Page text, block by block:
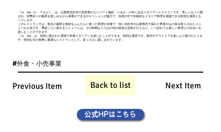
「Le・Alpi（レ・アルピ）」は、山梨県北杜市の自然豊かなリゾート施設「べるが」の中にあるイタリアンレストランです。美しい山々に囲
まれ、四季折々の風景を楽しみながら食事ができるロケーションが魅力で、自然の中で本格的なイタリア料理を堪能できる特別な場所とな
っています。
このレストランでは、地元の新鮮な食材をふんだんに使った料理が自慢で、特に北杜市や山梨県内で採れた野菜や山の幸を取り入れたメニ
ューが人気です。季節ごとに変わるメニューには、その時期ならではの旬の味覚が反映されており、いつ訪れても新しい料理との出会いを
楽しむことができます。
「Le・Alpi」は、自然に囲まれた環境で本格イタリアンを楽しむことができる、特別な場所です。観光やアウトドアを楽しんだ後のひととき
や、特別な日の食事に最適なレストランとして、多くの人に親しまれています。
Next Item
Previous Item Back to list
#外食・小売事業
公式HPはこちら